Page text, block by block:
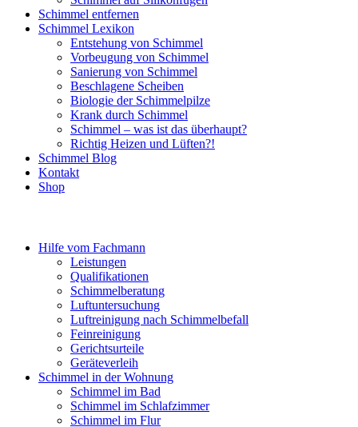
Schimmel entfernen
Schimmel Lexikon
Entstehung von Schimmel
Vorbeugung von Schimmel
Sanierung von Schimmel
Beschlagene Scheiben
Biologie der Schimmelpilze
Krank durch Schimmel
Schimmel – was ist das überhaupt?
Richtig Heizen und Lüften?!
Schimmel Blog
Kontakt
Shop
Hilfe vom Fachmann
Leistungen
Qualifikationen
Schimmelberatung
Luftuntersuchung
Luftreinigung nach Schimmelbefall
Feinreinigung
Gerichtsurteile
Geräteverleih
Schimmel in der Wohnung
Schimmel im Bad
Schimmel im Schlafzimmer
Schimmel im Flur